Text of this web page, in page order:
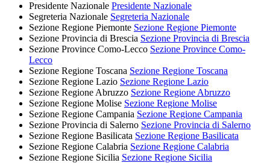
Presidente Nazionale Presidente Nazionale
Segreteria Nazionale Segreteria Nazionale
Sezione Regione Piemonte Sezione Regione Piemonte
Sezione Provincia di Brescia Sezione Provincia di Brescia
Sezione Province Como-Lecco Sezione Province Como-
Lecco
Sezione Regione Toscana Sezione Regione Toscana
Sezione Regione Lazio Sezione Regione Lazio
Sezione Regione Abruzzo Sezione Regione Abruzzo
Sezione Regione Molise Sezione Regione Molise
Sezione Regione Campania Sezione Regione Campania
Sezione Provincia di Salerno Sezione Provincia di Salerno
Sezione Regione Basilicata Sezione Regione Basilicata
Sezione Regione Calabria Sezione Regione Calabria
Sezione Regione Sicilia Sezione Regione Sicilia